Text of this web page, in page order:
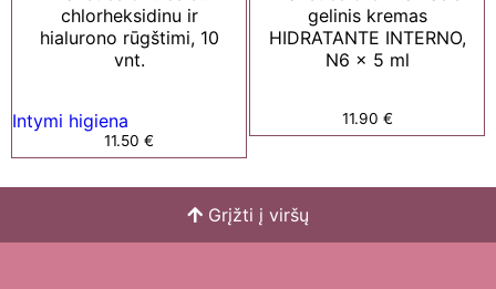
chlorheksidinu ir
hialurono rūgštimi, 10
vnt.
Intymi higiena
11.50 €
gelinis kremas
HIDRATANTE INTERNO,
N6 x 5 ml
11.90 €
Grįžti į viršų